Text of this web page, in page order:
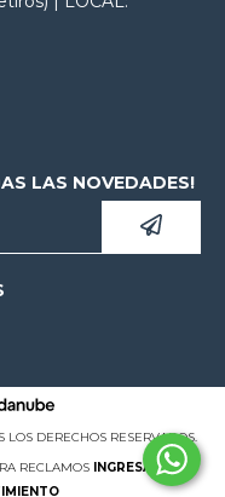
LAS NOVEDADES!
DERECHOS RESERVADOS.
RECLAMOS INGRESÁ ACÁ.